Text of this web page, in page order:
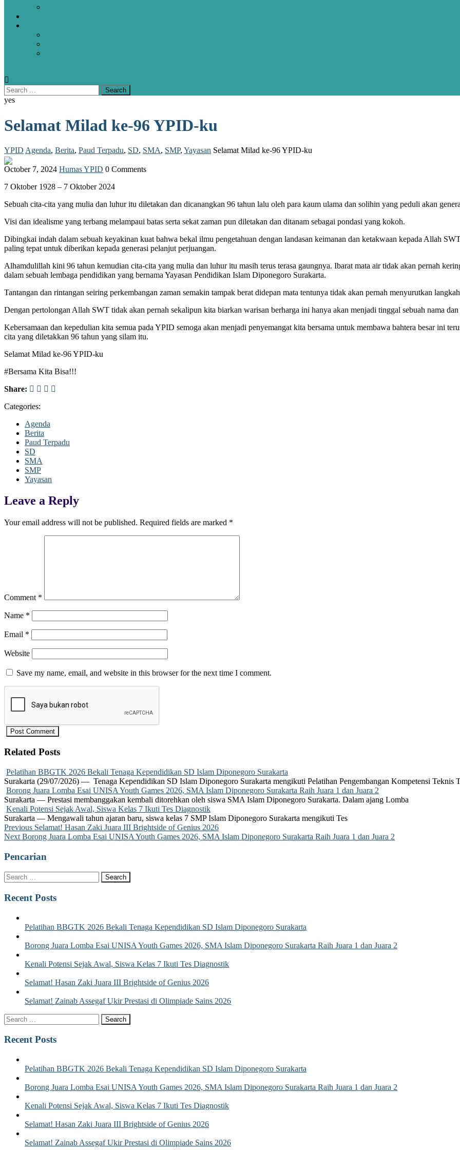
yes
Selamat Milad ke-96 YPID-ku
YPID Agenda, Berita, Paud Terpadu, SD, SMA, SMP, Yayasan Selamat Milad ke-96 YPID-ku
October 7, 2024 Humas YPID 0 Comments
7 Oktober 1928 – 7 Oktober 2024
Sebuah cita-cita yang mulia dan luhur itu diletakan dan dicanangkan 96 tahun lalu oleh para kaum ulama dan solihin yang peduli akan
Visi dan idealisme yang terbang melampaui batas serta sekat zaman pun diletakan dan ditanam sebagai pondasi yang kokoh.
Dibingkai indah dalam sebuah keyakinan kuat bahwa bekal ilmu pengetahuan dengan landasan keimanan dan ketakwaan kepada Allah
paling tepat untuk diberikan kepada generasi pelanjut perjuangan.
Alhamdulillah kini 96 tahun kemudian cita-cita yang mulia dan luhur itu masih terus terasa gaungnya. Ibarat mata air tidak akan pernah
dalam sebuah lembaga pendidikan yang bernama Yayasan Pendidikan Islam Diponegoro Surakarta.
Tantangan dan rintangan seiring perkembangan zaman semakin tampak berat didepan mata tentunya tidak akan pernah menyurutkan
Dengan pertolongan Allah SWT tidak akan pernah sekalipun kita biarkan warisan berharga ini hanya akan menjadi tinggal sebuah nama dan
Kebersamaan dan kepedulian kita semua pada YPID semoga akan menjadi penyemangat kita bersama untuk membawa bahtera besar ini
cita yang diletakkan 96 tahun yang silam itu.
Selamat Milad ke-96 YPID-ku
#Bersama Kita Bisa!!!
Share:
Categories:
Agenda
Berita
Paud Terpadu
SD
SMA
SMP
Yayasan
Leave a Reply
Your email address will not be published. Required fields are marked *
Comment *
Name *
Email *
Website
Save my name, email, and website in this browser for the next time I comment.
Related Posts
Pelatihan BBGTK 2026 Bekali Tenaga Kependidikan SD Islam Diponegoro Surakarta
Surakarta (29/07/2026) — Tenaga Kependidikan SD Islam Diponegoro Surakarta mengikuti Pelatihan Pengembangan Kompetensi Teknis
Borong Juara Lomba Esai UNISA Youth Games 2026, SMA Islam Diponegoro Surakarta Raih Juara 1 dan Juara 2
Surakarta — Prestasi membanggakan kembali ditorehkan oleh siswa SMA Islam Diponegoro Surakarta. Dalam ajang Lomba
Kenali Potensi Sejak Awal, Siswa Kelas 7 Ikuti Tes Diagnostik
Surakarta — Mengawali tahun ajaran baru, siswa kelas 7 SMP Islam Diponegoro Surakarta mengikuti Tes
Post
navigation
Previous Previous
post:
Selamat! Hasan Zaki Juara III Brightside of Genius 2026
Next Next
Borong Juara Lomba Esai UNISA Youth Games 2026, SMA Islam Diponegoro Surakarta Raih Juara 1 dan Juara 2
Pencarian
Recent Posts
Pelatihan BBGTK 2026 Bekali Tenaga Kependidikan SD Islam Diponegoro Surakarta
Borong Juara Lomba Esai UNISA Youth Games 2026, SMA Islam Diponegoro Surakarta Raih Juara 1 dan Juara 2
Kenali Potensi Sejak Awal, Siswa Kelas 7 Ikuti Tes Diagnostik
Selamat! Hasan Zaki Juara III Brightside of Genius 2026
Selamat! Zainab Assegaf Ukir Prestasi di Olimpiade Sains 2026
Recent Posts
Pelatihan BBGTK 2026 Bekali Tenaga Kependidikan SD Islam Diponegoro Surakarta
Borong Juara Lomba Esai UNISA Youth Games 2026, SMA Islam Diponegoro Surakarta Raih Juara 1 dan Juara 2
Kenali Potensi Sejak Awal, Siswa Kelas 7 Ikuti Tes Diagnostik
Selamat! Hasan Zaki Juara III Brightside of Genius 2026
Selamat! Zainab Assegaf Ukir Prestasi di Olimpiade Sains 2026